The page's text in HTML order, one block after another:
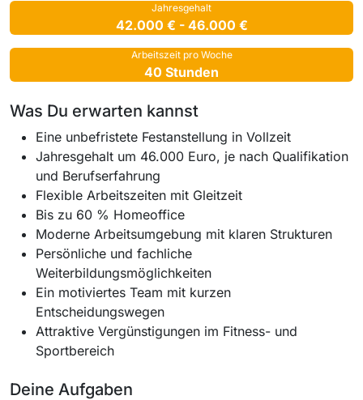
Jahresgehalt
42.000 € - 46.000 €
Arbeitszeit pro Woche
40 Stunden
Was Du erwarten kannst
Eine unbefristete Festanstellung in Vollzeit
Jahresgehalt um 46.000 Euro, je nach Qualifikation
und Berufserfahrung
Flexible Arbeitszeiten mit Gleitzeit
Bis zu 60 % Homeoffice
Moderne Arbeitsumgebung mit klaren Strukturen
Persönliche und fachliche
Weiterbildungsmöglichkeiten
Ein motiviertes Team mit kurzen
Entscheidungswegen
Attraktive Vergünstigungen im Fitness- und
Sportbereich
Deine Aufgaben